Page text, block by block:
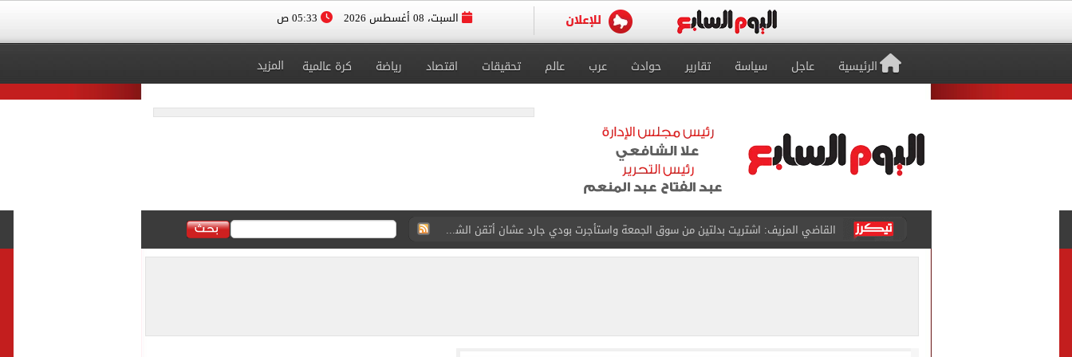
السبت، 08 أغسطس 2026
الرئيسية عاجل سياسة تقارير حوادث عرب عالم تحقيقات اقتصاد رياضة كرة عالمية المزيد
القاضي المزيف: اشتريت بدلتين من سوق الجمعة واستأجرت بودي جارد عشان أتقن الشخصية
برشلونة يطرح تذاكر مواجهة الأهلي على كأس خوان جامبر
قفزة أعادت الزمن الجميل.. رأسية وائل جمعة فى مران الأهلي تستحضر أمجاد الصخرة